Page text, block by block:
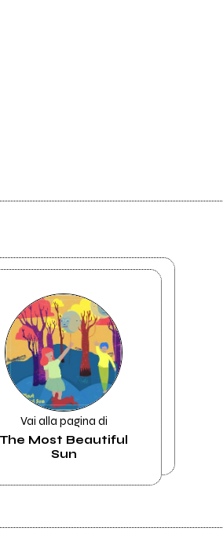
Vai alla pagina di
The Most Beautiful
Sun